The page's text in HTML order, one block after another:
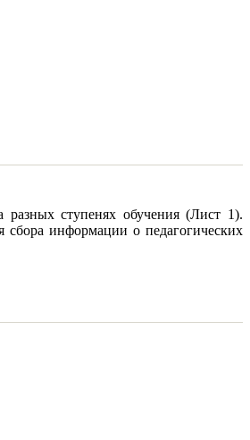
ступенях обучения (Лист 1).
информации о педагогических